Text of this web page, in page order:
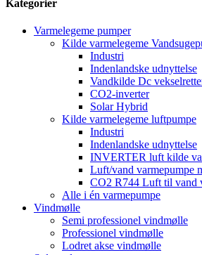
Kategorier
Varmelegeme pumper
Kilde varmelegeme
Industri
Indenlandske udnyttelse
Vandkilde Dc
CO2-inverter
Solar Hybrid
Kilde varmelegeme luftpumpe
Industri
Indenlandske udnyttelse
INVERTER luft kilde
Luft/vand varmepumpe
CO2 R744 Luft til vand
Alle i én varmepumpe
Vindmølle
Semi professionel vindmølle
Professionel vindmølle
Lodret akse vindmølle